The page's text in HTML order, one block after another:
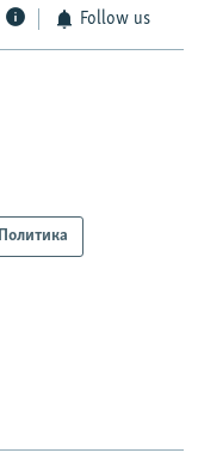
Follow us
Политика